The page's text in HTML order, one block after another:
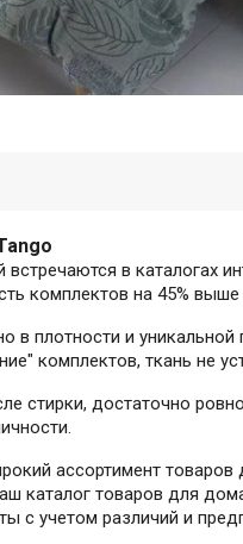
в каталогах
комплектов на 45% выше
в плотности и
комплектов, ткань не
стирки, достаточно
ассортимент
каталог товаров для
с учетом различий и